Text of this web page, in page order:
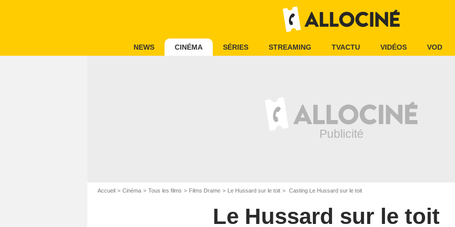
NEWS CINÉMA SÉRIES STREAMING TVACTU VIDÉOS VOD
Accueil Cinéma Tous les films Films Drame Le Hussard sur le toit Casting Le Hussard sur le toit
Le Hussard sur le toit